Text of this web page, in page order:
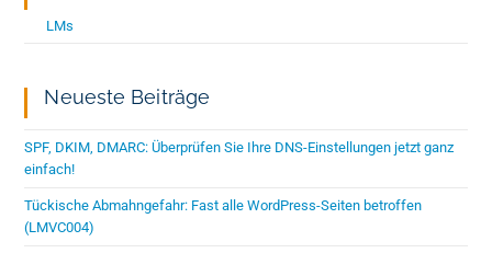
LMs
Neueste Beiträge
SPF, DKIM, DMARC: Überprüfen Sie Ihre DNS-Einstellungen jetzt ganz
einfach!
Tückische Abmahngefahr: Fast alle WordPress-Seiten betroffen
(LMVC004)